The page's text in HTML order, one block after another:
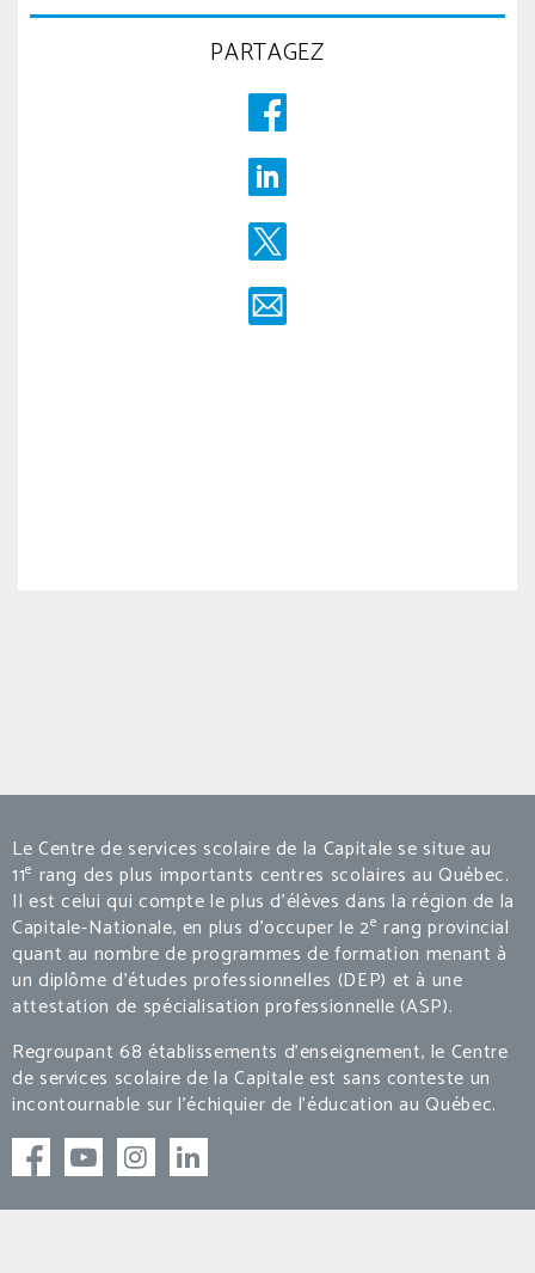
PARTAGEZ
Le Centre de services scolaire de la Capitale se situe au
11e rang des plus importants centres scolaires au Québec.
Il est celui qui compte le plus d’élèves dans la région de la
Capitale-Nationale, en plus d’occuper le 2e rang provincial
quant au nombre de programmes de formation menant à
un diplôme d’études professionnelles (DEP) et à une
attestation de spécialisation professionnelle (ASP).
Regroupant 68 établissements d’enseignement, le Centre
de services scolaire de la Capitale est sans conteste un
incontournable sur l’échiquier de l’éducation au Québec.
FacebookFacebookInstagramlinkedIn